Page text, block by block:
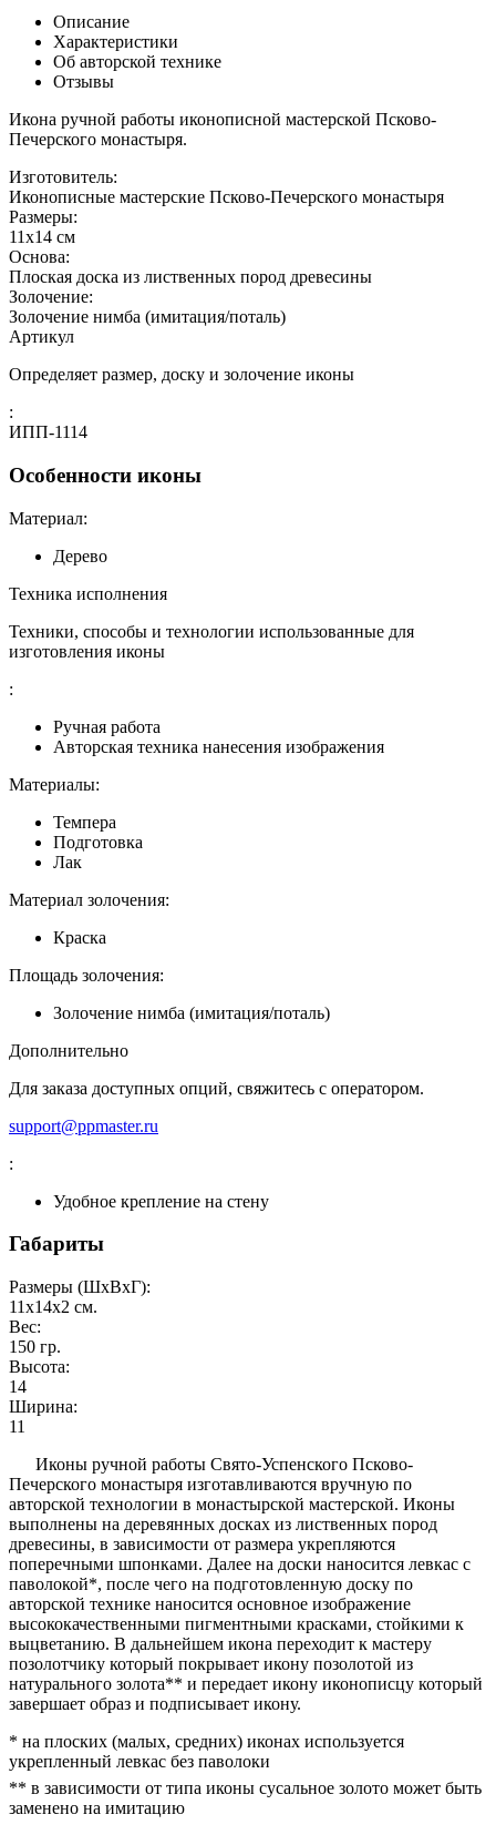
Описание
Характеристики
Об авторской технике
Отзывы
Икона ручной работы иконописной мастерской Псково-
Печерского монастыря.
Изготовитель:
Иконописные мастерские Псково-Печерского монастыря
Размеры:
11х14 см
Основа:
Плоская доска из лиственных пород древесины
Золочение:
Золочение нимба (имитация/поталь)
Артикул
Определяет размер, доску и золочение иконы
:
ИПП-1114
Особенности иконы
Материал:
Дерево
Техника исполнения
Техники, способы и технологии использованные для
изготовления иконы
:
Ручная работа
Авторская техника нанесения изображения
Материалы:
Темпера
Подготовка
Лак
Материал золочения:
Краска
Площадь золочения:
Золочение нимба (имитация/поталь)
Дополнительно
Для заказа доступных опций, свяжитесь с оператором.
support@ppmaster.ru
:
Удобное крепление на стену
Габариты
Размеры (ШxВxГ):
11x14x2 см.
Вес:
150 гр.
Высота:
14
Ширина:
11
Иконы ручной работы Свято-Успенского Псково-
Печерского монастыря изготавливаются вручную по
авторской технологии в монастырской мастерской. Иконы
выполнены на деревянных досках из лиственных пород
древесины, в зависимости от размера укрепляются
поперечными шпонками. Далее на доски наносится левкас с
паволокой*, после чего на подготовленную доску по
авторской технике наносится основное изображение
высококачественными пигментными красками, стойкими к
выцветанию. В дальнейшем икона переходит к мастеру
позолотчику который покрывает икону позолотой из
натурального золота** и передает икону иконописцу который
завершает образ и подписывает икону.
* на плоских (малых, средних) иконах используется
укрепленный левкас без паволоки
** в зависимости от типа иконы сусальное золото может быть
заменено на имитацию